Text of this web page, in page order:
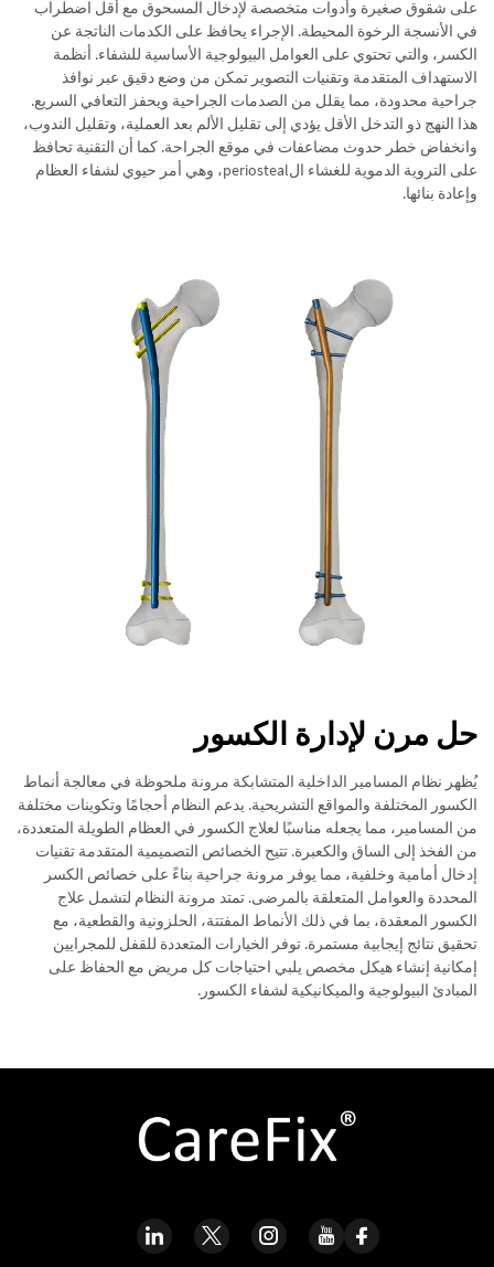
على شقوق صغيرة وأدوات متخصصة لإدخال المسحوق مع أقل اضطراب
في الأنسجة الرخوة المحيطة. الإجراء يحافظ على الكدمات الناتجة عن
الكسر، والتي تحتوي على العوامل البيولوجية الأساسية للشفاء. أنظمة
الاستهداف المتقدمة وتقنيات التصوير تمكن من وضع دقيق عبر نوافذ
جراحية محدودة، مما يقلل من الصدمات الجراحية ويحفز التعافي السريع.
هذا النهج ذو التدخل الأقل يؤدي إلى تقليل الألم بعد العملية، وتقليل الندوب،
وانخفاض خطر حدوث مضاعفات في موقع الجراحة. كما أن التقنية تحافظ
على التروية الدموية للغشاء الperiosteal، وهي أمر حيوي لشفاء العظام
وإعادة بنائها.
حل مرن لإدارة الكسور
يُظهر نظام المسامير الداخلية المتشابكة مرونة ملحوظة في معالجة أنماط
الكسور المختلفة والمواقع التشريحية. يدعم النظام أحجامًا وتكوينات مختلفة
من المسامير، مما يجعله مناسبًا لعلاج الكسور في العظام الطويلة المتعددة،
من الفخذ إلى الساق والكعبرة. تتيح الخصائص التصميمية المتقدمة تقنيات
إدخال أمامية وخلفية، مما يوفر مرونة جراحية بناءً على خصائص الكسر
المحددة والعوامل المتعلقة بالمرضى. تمتد مرونة النظام لتشمل علاج
الكسور المعقدة، بما في ذلك الأنماط المفتتة، الحلزونية والقطعية، مع
تحقيق نتائج إيجابية مستمرة. توفر الخيارات المتعددة للقفل للمجرايين
إمكانية إنشاء هيكل مخصص يلبي احتياجات كل مريض مع الحفاظ على
المبادئ البيولوجية والميكانيكية لشفاء الكسور.